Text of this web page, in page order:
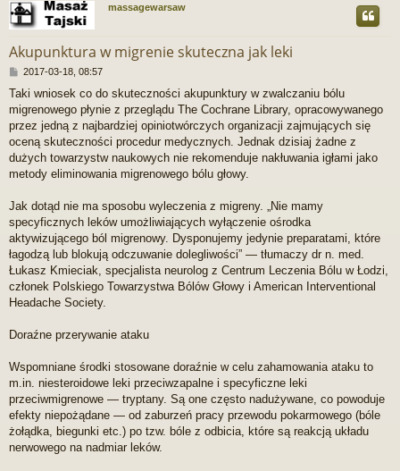
ę
massagewarsaw
Akupunktura w migrenie skuteczna jak leki
P
s
t
2017-03-18, 08:57
Taki wniosek co do skuteczności akupunktury w zwalczaniu bólu
migrenowego płynie z przeglądu The Cochrane Library, opracowywanego
przez jedną z najbardziej opiniotwórczych organizacji zajmujących się
oceną skuteczności procedur medycznych. Jednak dzisiaj żadne z
dużych towarzystw naukowych nie rekomenduje nakłuwania igłami jako
metody eliminowania migrenowego bólu głowy.
Jak dotąd nie ma sposobu wyleczenia z migreny. „Nie mamy
specyficznych leków umożliwiających wyłączenie ośrodka
aktywizującego ból migrenowy. Dysponujemy jedynie preparatami, które
łagodzą lub blokują odczuwanie dolegliwości” — tłumaczy dr n. med.
Łukasz Kmieciak, specjalista neurolog z Centrum Leczenia Bólu w Łodzi,
członek Polskiego Towarzystwa Bólów Głowy i American Interventional
Headache Society.
Doraźne przerywanie ataku
Wspomniane środki stosowane doraźnie w celu zahamowania ataku to
m.in. niesteroidowe leki przeciwzapalne i specyficzne leki
przeciwmigrenowe — tryptany. Są one często nadużywane, co powoduje
efekty niepożądane — od zaburzeń pracy przewodu pokarmowego (bóle
żołądka, biegunki etc.) po tzw. bóle z odbicia, które są reakcją układu
nerwowego na nadmiar leków.